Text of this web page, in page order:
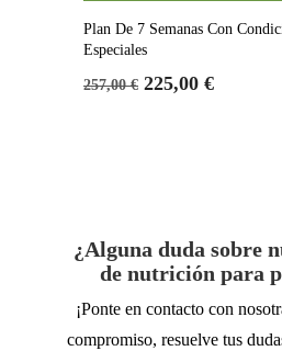
Plan De 7 Semanas Con
Especiales
Precio
257,00 € Precio
225,00 €
¿Alguna duda sobre
de nutrición para
¡Ponte en contacto con
compromiso, resuelve tus